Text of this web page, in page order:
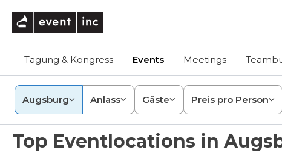
Tagung & Kongress Events Meetings
Augsburg Anlass Gäste Preis pro Person
Top Eventlocations in